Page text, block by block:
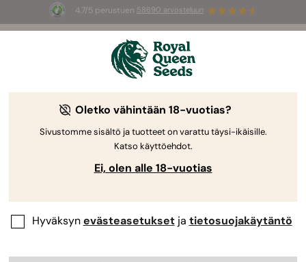
4.7/5 perustuen 58690 arvosteluun
Summer Sales: jopa –50 %
valikoiduista tuotteista! ⏤
Oletko vähintään 18-vuotias?
Sivustomme sisältö ja tuotteet on varattu täysi-ikäisille.
Katso käyttöehdot.
Ei, olen alle 18-vuotias
Hyväksynevästeasetuksetja tietosuojakäytäntö